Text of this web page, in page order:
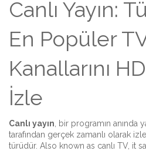
Canlı Yayın:
En Popüler
Kanallarını
İzle
Canlı yayın
bir programın anında
tarafından gerçek zamanlı olarak
türüdür. Also known as canlı TV , it